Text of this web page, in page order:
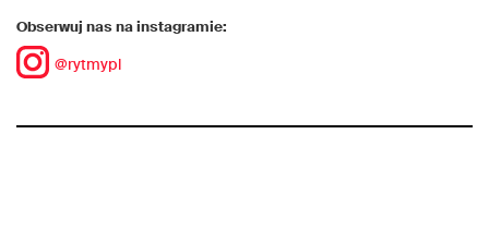
Obserwuj nas na instagramie:
@rytmypl